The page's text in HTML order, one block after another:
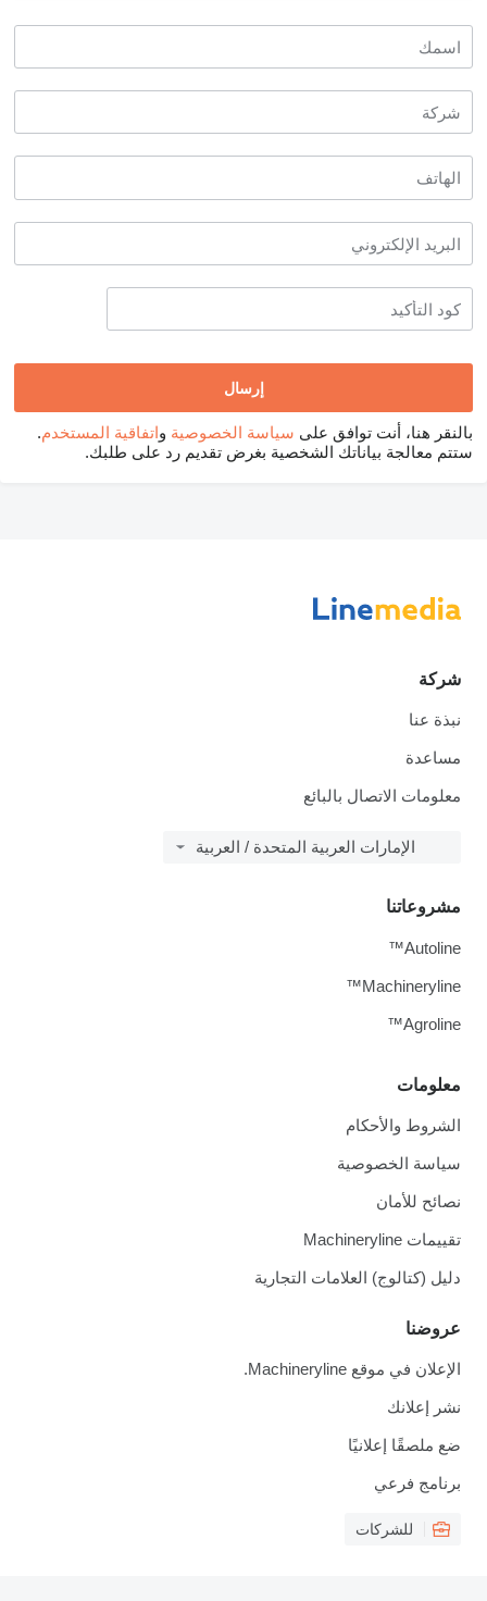
بالنقر هنا، أنت توافق على سياسة الخصوصية واتفاقية المستخدم.
ستتم معالجة بياناتك الشخصية بغرض تقديم رد على طلبك.
شركة
نبذة عنا
مساعدة
معلومات الاتصال بالبائع
الإمارات العربية المتحدة / العربية
معلومات
الشروط والأحكام
سياسة الخصوصية
نصائح للأمان
تقييمات Machineryline
دليل (كتالوج) العلامات التجارية
عروضنا
الإعلان في موقع Machineryline.
نشر إعلانك
ضع ملصقًا إعلانيًا
برنامج فرعي
للشركات
مشروعاتنا
Autoline™
Machineryline™
Agroline™